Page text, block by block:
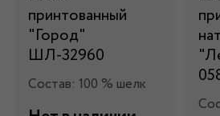
принтованный
"Город"
ШЛ-32960
Состав: 100 % шелк